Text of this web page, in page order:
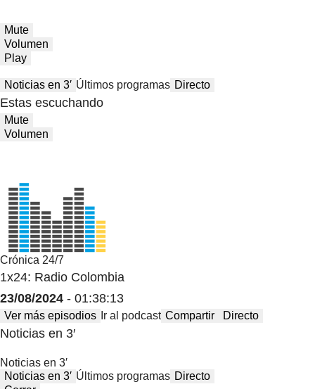
Mute
Volumen
Play
Noticias en 3′ Últimos programas Directo
Estas escuchando
Mute
Volumen
Crónica 24/7
1x24: Radio Colombia
23/08/2024 - 01:38:13
Ver más episodios Ir al podcast Compartir Directo
Noticias en 3′
Noticias en 3′
Noticias en 3′ Últimos programas Directo